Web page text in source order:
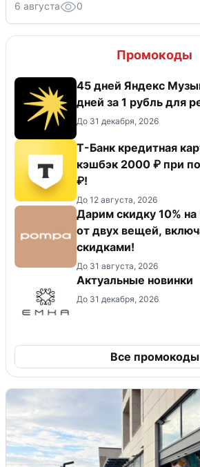
6 августа 0
Промокоды
45 дней Яндекс
дней за 1 рубль для
До 31 декабря, 2026
Т-Банк кредитная
кэшбэк 2000 ₽ при
₽!
До 12 августа, 2026
Дарим скидку 10% на
от двух вещей,
скидками!
До 31 августа, 2026
Актуальные новинки
До 31 декабря, 2026
Все промокоды